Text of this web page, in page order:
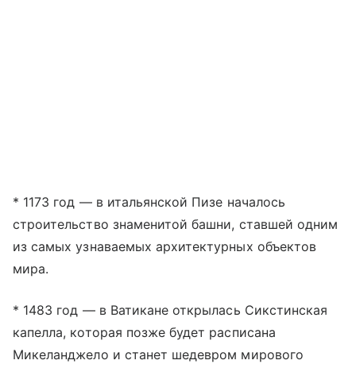
* 1173 год — в итальянской Пизе началось
строительство знаменитой башни, ставшей одним
из самых узнаваемых архитектурных объектов
мира.
* 1483 год — в Ватикане открылась Сикстинская
капелла, которая позже будет расписана
Микеланджело и станет шедевром мирового